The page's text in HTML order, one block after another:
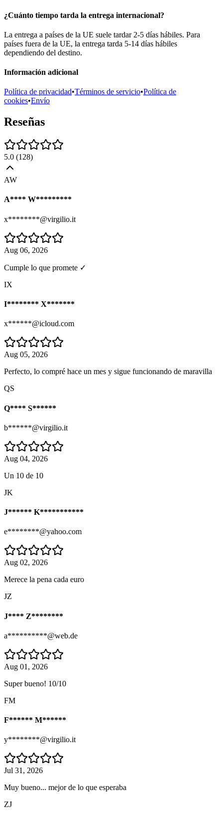
¿Cuánto tiempo tarda la entrega internacional?
La entrega a países de la UE suele tardar 2-5 días hábiles. Para
países fuera de la UE, la entrega tarda 5-14 días hábiles
dependiendo del destino.
Información adicional
Política de privacidad•Términos de servicio•Política de
cookies•Envío
Reseñas
5.0 (128)
AW
A**** W*********
x********@virgilio.it
Aug 06, 2026
Cumple lo que promete ✓
IX
I******** X*******
x******@icloud.com
Aug 05, 2026
Perfecto, lo compré hace un mes y sigue funcionando de maravilla
QS
Q**** S******
b******@virgilio.it
Aug 04, 2026
Un 10 de 10
JK
J****** K***********
e********@yahoo.com
Aug 02, 2026
Merece la pena cada euro
JZ
J**** Z********
a**********@web.de
Aug 01, 2026
Super bueno! 10/10
FM
F****** M******
y********@virgilio.it
Jul 31, 2026
Muy bueno... mejor de lo que esperaba
ZJ